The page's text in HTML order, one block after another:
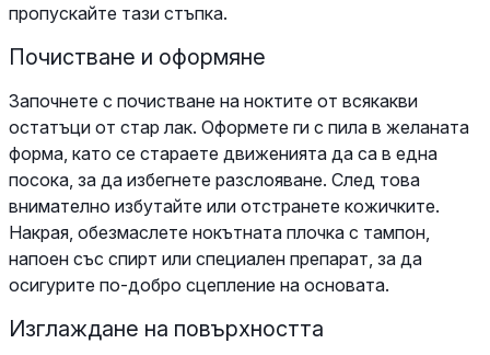
пропускайте тази стъпка.
Почистване и оформяне
Започнете с почистване на ноктите от всякакви
остатъци от стар лак. Оформете ги с пила в желаната
форма, като се стараете движенията да са в една
посока, за да избегнете разслояване. След това
внимателно избутайте или отстранете кожичките.
Накрая, обезмаслете нокътната плочка с тампон,
напоен със спирт или специален препарат, за да
осигурите по-добро сцепление на основата.
Изглаждане на повърхността